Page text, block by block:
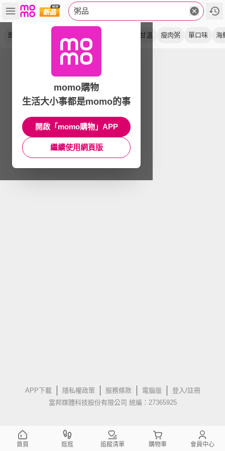
粥品
即食粥 甘溫 瘦肉粥 單口味 海
APP下載 隱私權政策 服務條款 電腦版
登入/註冊
富邦媒體科技股份有限公司 統編：27365925
momo購物
生活大小事都是momo的事
開啟「momo購物」APP
繼續使用網頁版
首頁 逛逛 追蹤清單 購物車 會員中心